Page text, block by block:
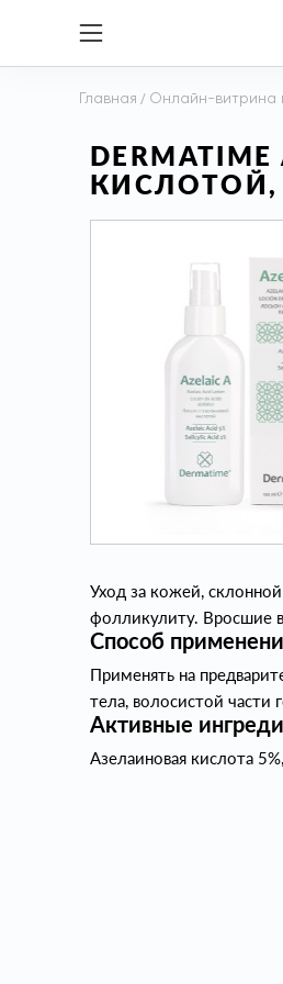
Главная / Онлайн-витрина
КИСЛОТОЙ,
Уход за кожей,
фолликулиту. Вросшие
Способ
Применять на
тела, волосистой части
Активные
Азелаиновая кислота